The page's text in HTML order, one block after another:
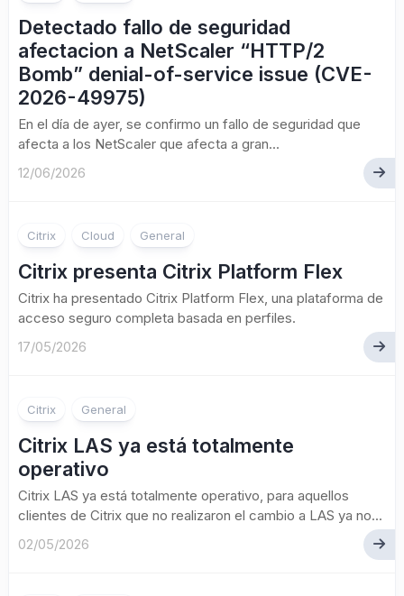
Detectado fallo de seguridad
afectacion a NetScaler “HTTP/2
Bomb” denial-of-service issue (CVE-
2026-49975)
En el día de ayer, se confirmo un fallo de seguridad que
afecta a los NetScaler que afecta a gran...
12/06/2026
Citrix Cloud General
Citrix presenta Citrix Platform Flex
Citrix ha presentado Citrix Platform Flex, una plataforma de
acceso seguro completa basada en perfiles.
17/05/2026
Citrix General
Citrix LAS ya está totalmente
operativo
Citrix LAS ya está totalmente operativo, para aquellos
clientes de Citrix que no realizaron el cambio a LAS ya no...
02/05/2026